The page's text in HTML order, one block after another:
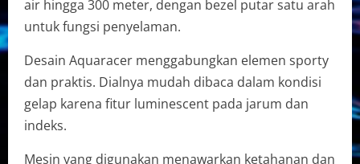
air hingga 300 meter, dengan bezel putar satu arah
untuk fungsi penyelaman.
Desain Aquaracer menggabungkan elemen sporty
dan praktis. Dialnya mudah dibaca dalam kondisi
gelap karena fitur luminescent pada jarum dan
indeks.
Mesin yang digunakan menawarkan ketahanan dan